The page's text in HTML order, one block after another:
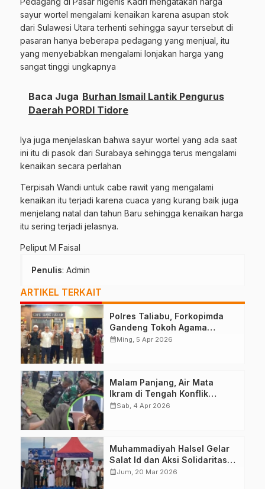
sayur wortel mengalami kenaikan karena asupan stok
dari Sulawesi Utara terhenti sehingga sayur tersebut di
pasaran hanya beberapa pedagang yang menjual, itu
yang menyebabkan mengalami lonjakan harga yang
sangat tinggi ungkapnya
Baca Juga Burhan Ismail Lantik Pengurus
Daerah PORDI Tidore
Iya juga menjelaskan bahwa sayur wortel yang ada saat
ini itu di pasok dari Surabaya sehingga terus mengalami
kenaikan secara perlahan
Terpisah Wandi untuk cabe rawit yang mengalami
kenaikan itu terjadi karena cuaca yang kurang baik juga
menjelang natal dan tahun Baru sehingga kenaikan harga
itu sering terjadi jelasnya.
Peliput M Faisal
Penulis: Admin
ARTIKEL TERKAIT
Polres Taliabu, Forkopimda
Gandeng Tokoh Agama
Deklarasikan Damai
calendar_monthMing, 5 Apr 2026
Malam Panjang, Air Mata
Ikram di Tengah Konflik
Halteng
calendar_monthSab, 4 Apr 2026
Muhammadiyah Halsel Gelar
Salat Id dan Aksi Solidaritas
Palestina
calendar_monthJum, 20 Mar 2026